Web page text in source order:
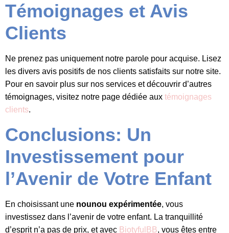
Témoignages et Avis
Clients
Ne prenez pas uniquement notre parole pour acquise. Lisez
les divers avis positifs de nos clients satisfaits sur notre site.
Pour en savoir plus sur nos services et découvrir d’autres
témoignages, visitez notre page dédiée aux témoignages
clients.
Conclusions: Un
Investissement pour
l’Avenir de Votre Enfant
En choisissant une nounou expérimentée, vous
investissez dans l’avenir de votre enfant. La tranquillité
d’esprit n’a pas de prix, et avec BiotyfulBB, vous êtes entre